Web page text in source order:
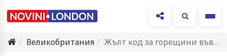
Великобритания
Жълт код за горещини във Великобритания: Температурите могат да счупят…